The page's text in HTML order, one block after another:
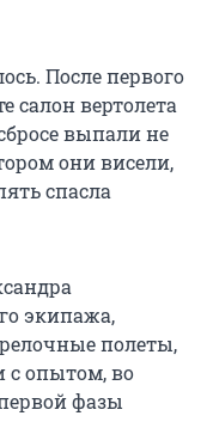
После первого
салон вертолета
выпали не
они висели,
спасла
экипажа,
полеты,
с опытом, во
фазы